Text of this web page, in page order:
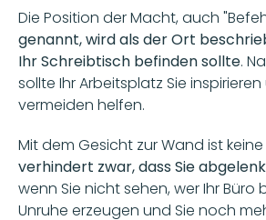
genannt, wird als der Ort
Ihr Schreibtisch befinden sollte.
sollte Ihr Arbeitsplatz Sie
vermeiden helfen.
Mit dem Gesicht zur Wand ist
verhindert zwar, dass Sie
wenn Sie nicht sehen, wer Ihr Büro
Unruhe erzeugen und Sie noch